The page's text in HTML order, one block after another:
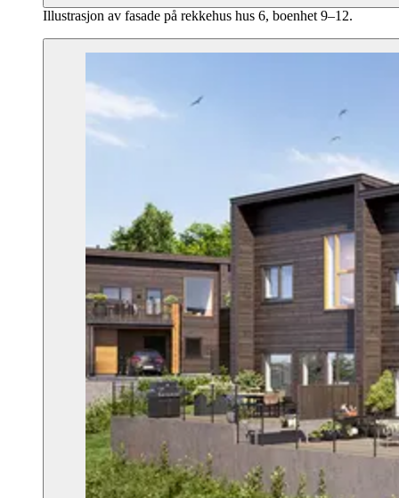
Illustrasjon av fasade på rekkehus hus 6, boenhet 9–12.